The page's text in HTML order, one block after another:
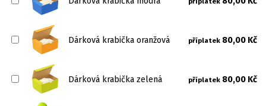
Dárková krabička oranžová příplatek 80,00 Kč
Dárková krabička zelená příplatek 80,00 Kč